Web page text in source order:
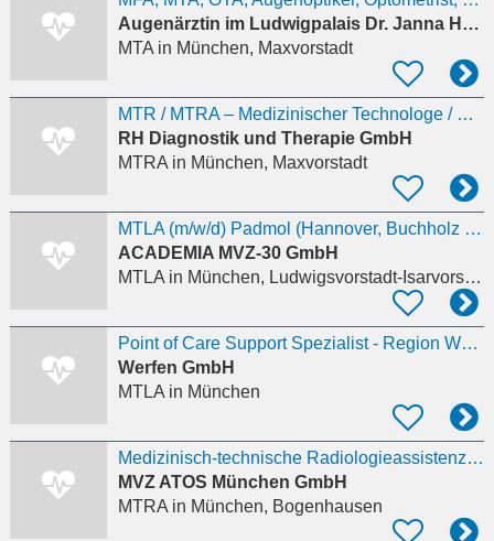
Augenärztin im Ludwigpalais Dr. Janna Harder
MTAin München, Maxvorstadt
MTR / MTRA – Medizinischer Technologe / Medizinische Technologin für Radiologie (m/w/d)
RH Diagnostik und Therapie GmbH
MTRAin München, Maxvorstadt
MTLA (m/w/d) Padmol (Hannover, Buchholz oder Bremerhaven)
ACADEMIA MVZ-30 GmbH
MTLAin München, Ludwigsvorstadt-Isarvorstadt
Point of Care Support Spezialist - Region West (m/w/d)
Werfen GmbH
MTLAin München
Medizinisch-technische Radiologieassistenz (m/w/d) im Minijob
MVZ ATOS München GmbH
MTRAin München, Bogenhausen